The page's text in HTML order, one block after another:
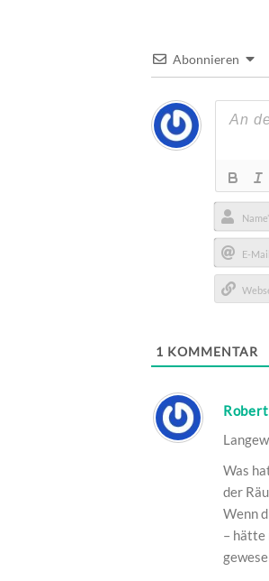
Abonnieren
Name*
E-
Mail*
1 KOMMENTAR
Was
der
Wenn
– hätte